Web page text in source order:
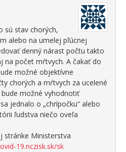
sú stav chorých,
alebo na umelej pľúcnej
denný nárast počtu takto
na počet mŕtvych. A čakať do
možné objektívne
chorých a mŕtvych za ucelené
možné vyhodnotiť
jednalo o „chrípočku“ alebo
ľudstva niečo oveľa
stránke Ministerstva
19.nczisk.sk/sk